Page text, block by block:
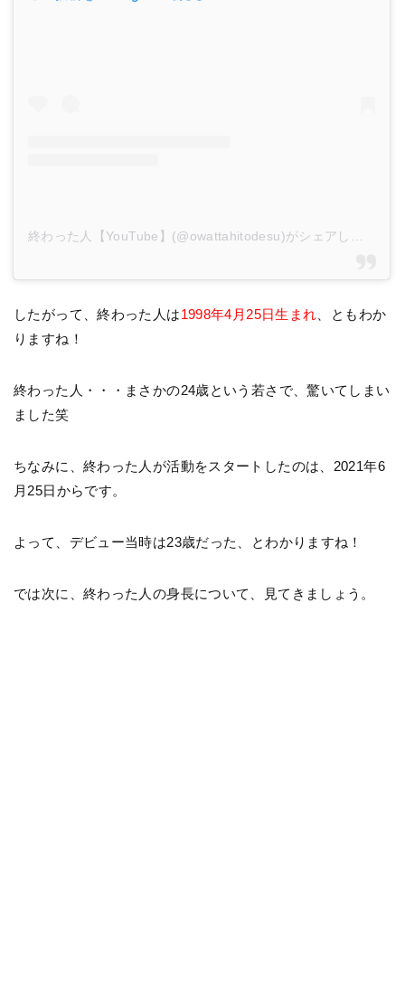
したがって、終わった人は1998年4月25日生まれ 、ともわか
りますね！
終わった人・・・まさかの24歳という若さで、驚いてしまい
ました笑
ちなみに、終わった人が活動をスタートしたのは、2021年6
月25日からです。
よって、デビュー当時は23歳だった、とわかりますね！
では次に、終わった人の身長について、見てきましょう。